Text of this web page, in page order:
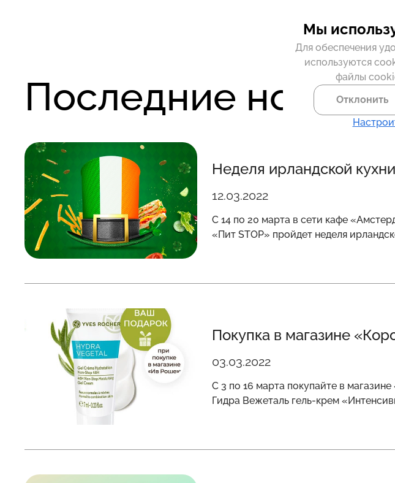
Последние
Неделя ирландской
12.03.2022
С 14 по 20 марта в сети кафе
«Пит STOP» пройдет неделя
Покупка в магазине
03.03.2022
С 3 по 16 марта покупайте в
Гидра Вежеталь гель-крем
Мы
Для обеспечения
используются
файлы
Отклонить